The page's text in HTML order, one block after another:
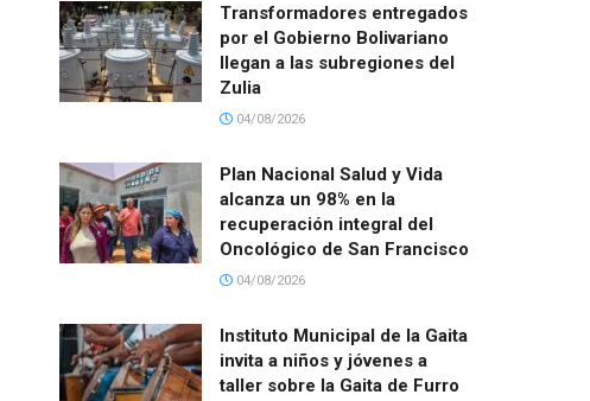
Transformadores entregados
por el Gobierno Bolivariano
llegan a las subregiones del
Zulia
04/08/2026
Plan Nacional Salud y Vida
alcanza un 98% en la
recuperación integral del
Oncológico de San Francisco
04/08/2026
Instituto Municipal de la Gaita
invita a niños y jóvenes a
taller sobre la Gaita de Furro